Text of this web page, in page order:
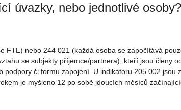
úvazky, nebo jednotlivé
nebo 244 021 (každá osoba se započítává
se subjekty příjemce/partnera), kteří jsou členy
či formu zapojení. U indikátoru 205 002
je myšleno 12 po sobě jdoucích měsíců